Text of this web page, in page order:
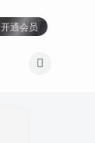
开通会员